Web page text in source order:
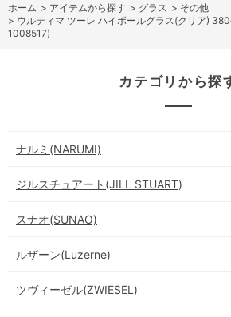
ホーム > アイテムから探す > グラス > その他
> ウルティマ ツーレ ハイボールグラス(クリア)
1008517)
カテゴリから探
ナルミ(NARUMI)
ジルスチュアート(JILL STUART)
スナオ(SUNAO)
ルザーン(Luzerne)
ツヴィーゼル(ZWIESEL)